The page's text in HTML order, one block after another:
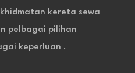
kereta sewa
pelbagai pilihan
keperluan .